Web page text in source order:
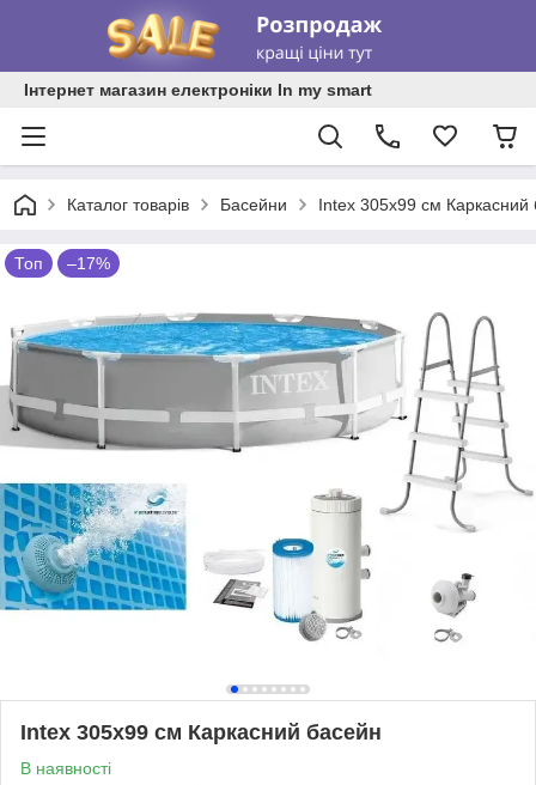
Інтернет магазин електроніки In my smart
Каталог товарів Басейни Intex 305х99 см Каркасний
Топ –17%
Intex 305х99 см Каркасний басейн
В наявності